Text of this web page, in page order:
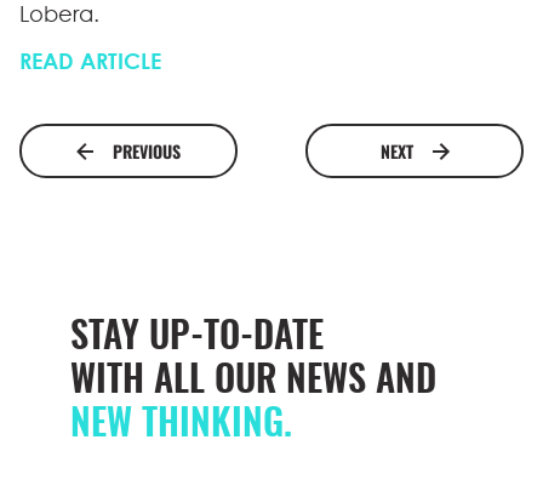
Lobera.
READ ARTICLE
PREVIOUS NEXT
STAY UP-TO-DATE
WITH ALL OUR NEWS AND
NEW THINKING.